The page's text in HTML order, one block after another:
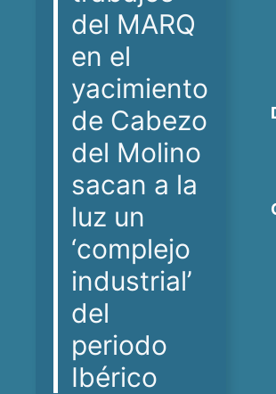
del MARQ
en el
yacimiento
de Cabezo
del Molino
sacan a la
luz un
‘complejo
industrial’
del
periodo
Ibérico